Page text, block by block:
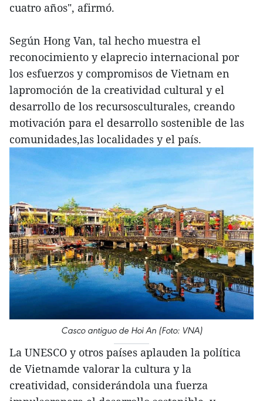
cuatro años", afirmó.
Según Hong Van, tal hecho muestra el
reconocimiento y elaprecio internacional por
los esfuerzos y compromisos de Vietnam en
lapromoción de la creatividad cultural y el
desarrollo de los recursosculturales, creando
motivación para el desarrollo sostenible de las
comunidades,las localidades y el país.
Casco antiguo de Hoi An (Foto: VNA)
La UNESCO y otros países aplauden la política
de Vietnamde valorar la cultura y la
creatividad, considerándola una fuerza